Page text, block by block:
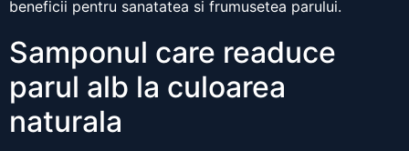
beneficii pentru sanatatea si frumusetea parului.
Samponul care readuce
parul alb la culoarea
naturala